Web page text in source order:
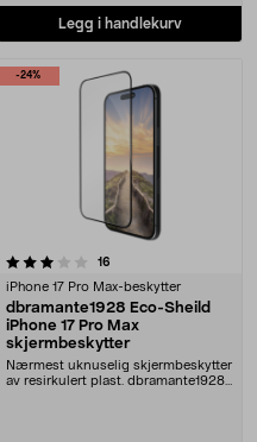
Legg i handlekurv
-24%
16
iPhone 17 Pro Max-beskytter
dbramante1928 Eco-Sheild
iPhone 17 Pro Max
skjermbeskytter
Nærmest uknuselig skjermbeskytter
av resirkulert plast. dbramante1928